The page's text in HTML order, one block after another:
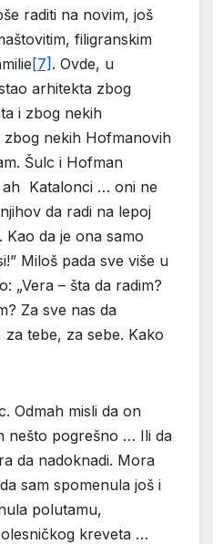
raditi na novim, još
filigranskim
[7] . Ovde, u
arhitekta zbog
i zbog nekih
nekih Hofmanovih
Šulc i Hofman
Katalonci … oni ne
da radi na lepoj
Kao da je ona samo
Miloš pada sve više u
„Vera – šta da radim?
Za sve nas da
tebe, za sebe. Kako
Odmah misli da on
nešto pogrešno … Ili da
da nadoknadi. Mora
sam spomenula još i
polutamu,
kreveta …